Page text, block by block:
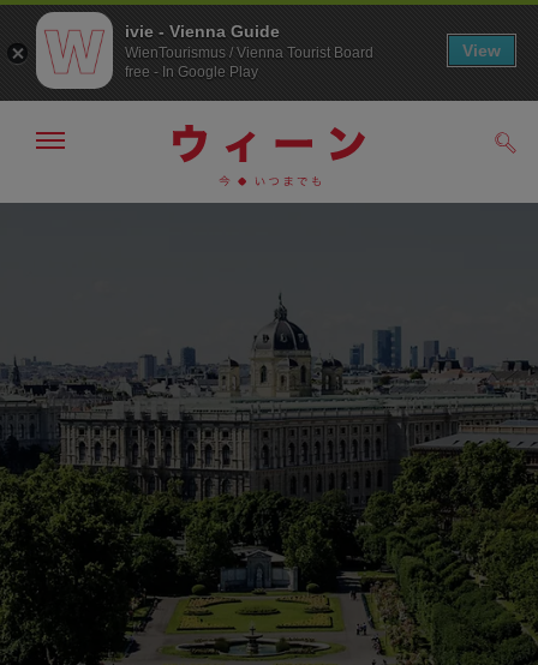
ト
ッ
プ
へ
メ
ivie - Vienna Guide
WienTourismus / Vienna Tourist Board
free - In Google Play
View